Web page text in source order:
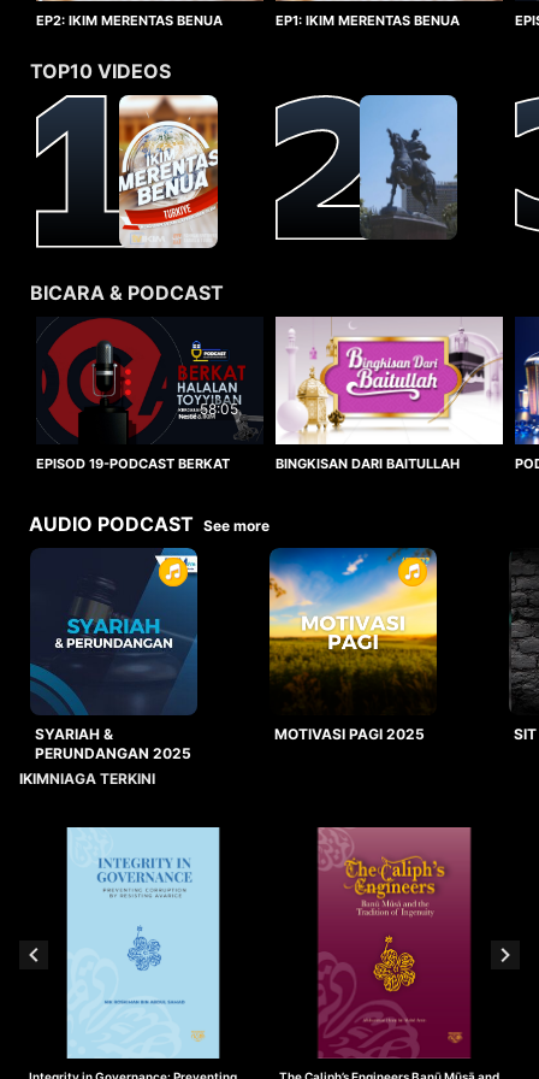
EP2: IKIM MERENTAS BENUA
EP1: IKIM MERENTAS BENUA
TOP10 VIDEOS
BICARA & PODCAST
58:05
EPISOD 19-PODCAST BERKAT
BINGKISAN DARI BAITULLAH
AUDIO PODCAST See more
SYARIAH &
PERUNDANGAN 2025
MOTIVASI PAGI 2025
IKIMNIAGA TERKINI